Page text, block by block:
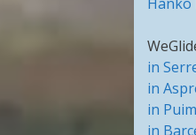
in
in
in
in